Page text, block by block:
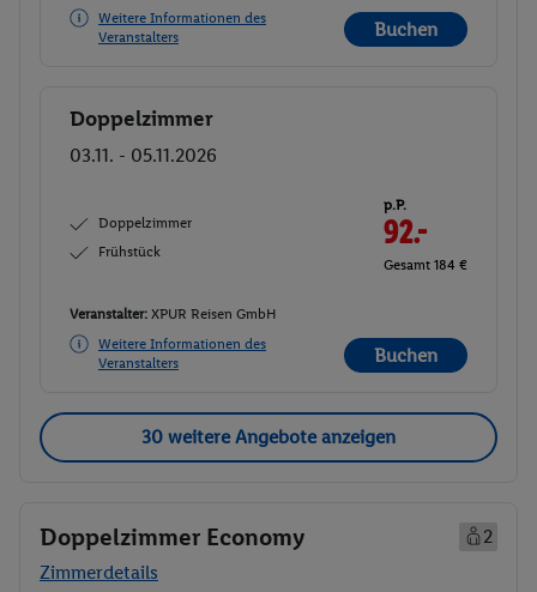
Weitere Informationen des
Veranstalters
Buchen
Buchen
Doppelzimmer
03.11. - 05.11.2026
Doppelzimmer
Frühstück
p.P.
92.-
Gesamt 184 €
Veranstalter: XPUR Reisen GmbH
Weitere Informationen des
Veranstalters
Buchen
30 weitere Angebote anzeigen
Doppelzimmer Economy
2
Zimmerdetails